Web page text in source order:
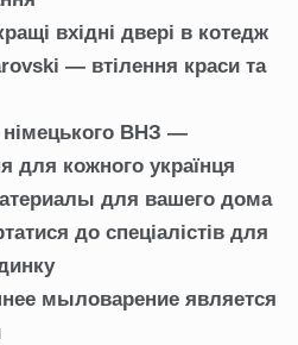
вхідні двері в котедж
— втілення краси та
ВНЗ —
для кожного українця
для вашего дома
до спеціалістів для
мыловарение является